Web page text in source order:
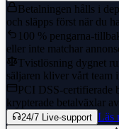
Betalningen hålls i
och släpps först när du
100 % pengarna-
eller inte matchar
Tvistlösning dygnet
säljaren kliver vårt team
PCI DSS-certifierade
krypterade betalväxlar
24/7 Live-support Läs